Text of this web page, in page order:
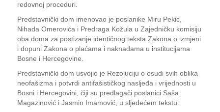
redovnoj proceduri.
Predstavnički dom imenovao je poslanike Miru Pekić,
Nihada Omerovića i Predraga Kožula u Zajedničku komisiju
oba doma za postizanje identičnog teksta Zakona o izmjeni
i dopuni Zakona o plaćama i naknadama u institucijama
Bosne i Hercegovine.
Predstavnički dom usvojio je Rezoluciju o osudi svih oblika
neofašizma i potvrdi antifašističkog nasljeđa i vrijednosti u
Bosni i Hercegovini, čiji su predlagači poslanici Saša
Magazinović i Jasmin Imamović, u sljedećem tekstu: